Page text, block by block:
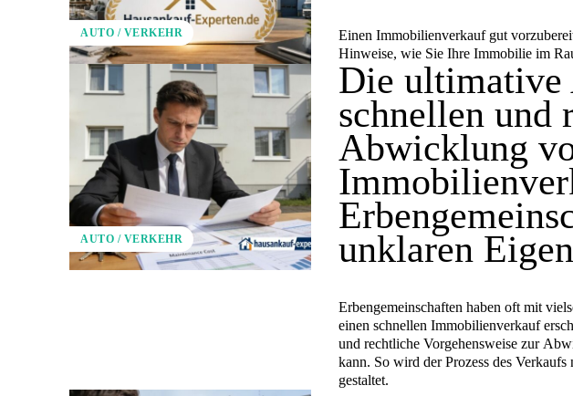
AUTO / VERKEHR
Einen Immobilienverkauf gut
Hinweise, wie Sie Ihre Immobilie im
AUTO / VERKEHR
Die ultimative
schnellen und
Abwicklung
unklaren
Erbengemeinschaften haben oft mit
einen schnellen Immobilienverkauf
und rechtliche Vorgehensweise zur
kann. So wird der Prozess des
gestaltet.